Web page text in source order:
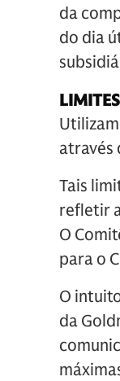
da
do dia
LIMITES
através
Tais
refletir
O
para o
O
da